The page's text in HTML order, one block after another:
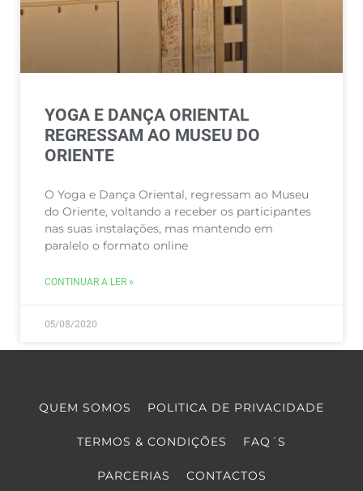
YOGA E DANÇA ORIENTAL
REGRESSAM AO MUSEU DO
ORIENTE
O Yoga e Dança Oriental, regressam ao Museu
do Oriente, voltando a receber os participantes
nas suas instalações, mas mantendo em
paralelo o formato online
CONTINUAR A LER »
05/08/2020
QUEM SOMOS POLITICA DE PRIVACIDADE
TERMOS & CONDIÇÕES FAQ´S
PARCERIAS CONTACTOS